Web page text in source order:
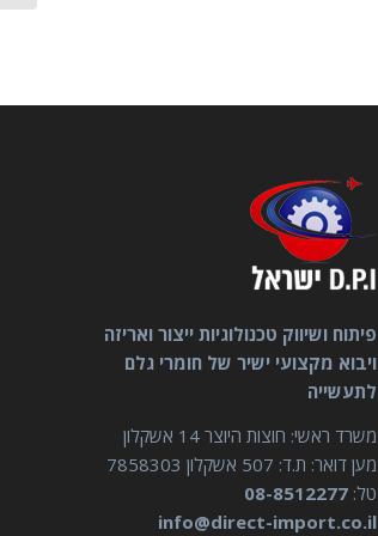
פיתוח ושיווק טכנולוגיות ייצור ואריזה
ויבוא מקצועי ישיר של חומרי גלם
לתעשייה
משרד ראשי: חוצות היוצר 14 אשקלון
מען דואר: ת.ד: 507 אשקלון 7858303
טל: 08-8512277
info@direct-import.co.il